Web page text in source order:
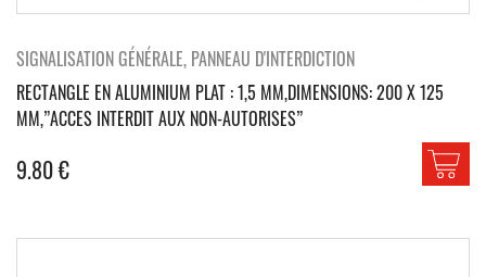
SIGNALISATION GÉNÉRALE, PANNEAU D'INTERDICTION
RECTANGLE EN ALUMINIUM PLAT : 1,5 MM,DIMENSIONS: 200 X 125
MM,”ACCES INTERDIT AUX NON-AUTORISES”
9.80€